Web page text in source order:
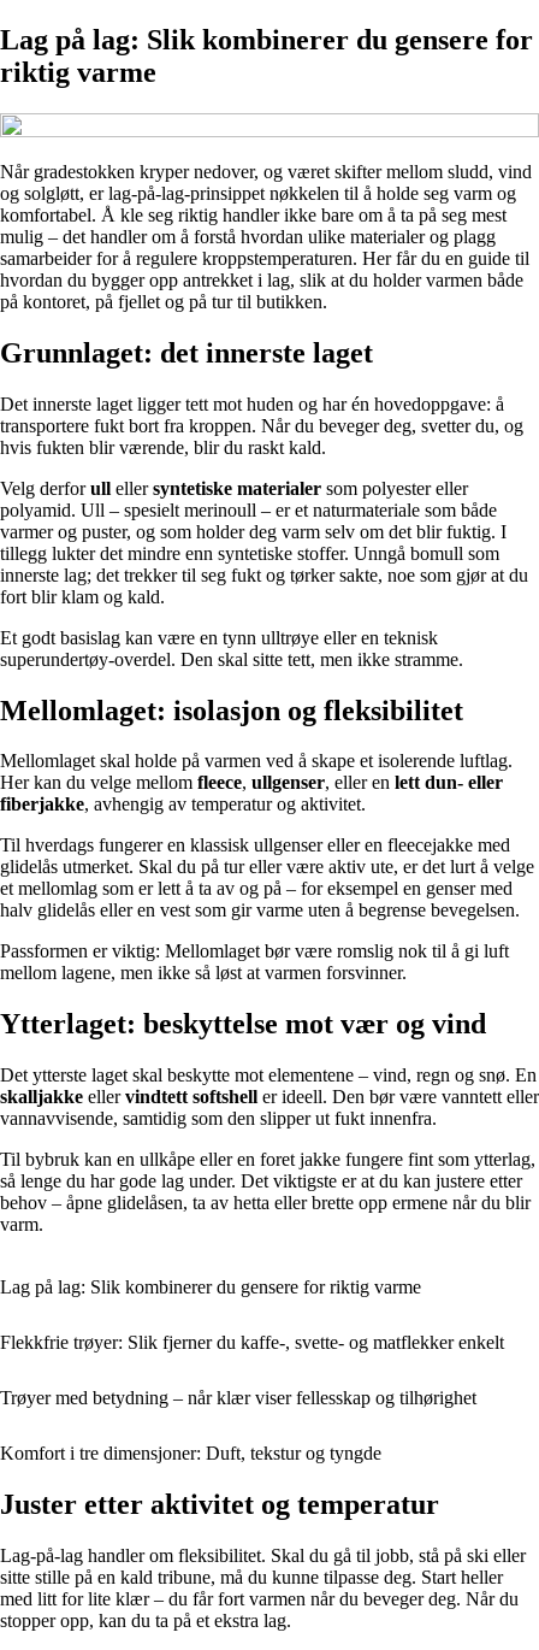
Lag på lag: Slik kombinerer du gensere for
riktig varme
Når gradestokken kryper nedover, og været skifter mellom sludd, vind
og solgløtt, er lag-på-lag-prinsippet nøkkelen til å holde seg varm og
komfortabel. Å kle seg riktig handler ikke bare om å ta på seg mest
mulig – det handler om å forstå hvordan ulike materialer og plagg
samarbeider for å regulere kroppstemperaturen. Her får du en guide til
hvordan du bygger opp antrekket i lag, slik at du holder varmen både
på kontoret, på fjellet og på tur til butikken.
Grunnlaget: det innerste laget
Det innerste laget ligger tett mot huden og har én hovedoppgave: å
transportere fukt bort fra kroppen. Når du beveger deg, svetter du, og
hvis fukten blir værende, blir du raskt kald.
Velg derforull ellersyntetiske materialer som polyester eller
polyamid. Ull – spesielt merinoull – er et naturmateriale som både
varmer og puster, og som holder deg varm selv om det blir fuktig. I
tillegg lukter det mindre enn syntetiske stoffer. Unngå bomull som
innerste lag; det trekker til seg fukt og tørker sakte, noe som gjør at du
fort blir klam og kald.
Et godt basislag kan være en tynn ulltrøye eller en teknisk
superundertøy-overdel. Den skal sitte tett, men ikke stramme.
Mellomlaget: isolasjon og fleksibilitet
Mellomlaget skal holde på varmen ved å skape et isolerende luftlag.
Her kan du velge mellom fleece, ullgenser, eller en lett dun- eller
fiberjakke, avhengig av temperatur og aktivitet.
Til hverdags fungerer en klassisk ullgenser eller en fleecejakke med
glidelås utmerket. Skal du på tur eller være aktiv ute, er det lurt å velge
et mellomlag som er lett å ta av og på – for eksempel en genser med
halv glidelås eller en vest som gir varme uten å begrense bevegelsen.
Passformen er viktig: Mellomlaget bør være romslig nok til å gi luft
mellom lagene, men ikke så løst at varmen forsvinner.
Ytterlaget: beskyttelse mot vær og vind
Det ytterste laget skal beskytte mot elementene – vind, regn og snø. En
skalljakke ellervindtett softshell er ideell. Den bør være vanntett eller
vannavvisende, samtidig som den slipper ut fukt innenfra.
Til bybruk kan en ullkåpe eller en foret jakke fungere fint som ytterlag,
så lenge du har gode lag under. Det viktigste er at du kan justere etter
behov – åpne glidelåsen, ta av hetta eller brette opp ermene når du blir
varm.
Lag på lag: Slik kombinerer du gensere for riktig varme
Flekkfrie trøyer: Slik fjerner du kaffe-, svette- og matflekker enkelt
Trøyer med betydning – når klær viser fellesskap og tilhørighet
Komfort i tre dimensjoner: Duft, tekstur og tyngde
Juster etter aktivitet og temperatur
Lag-på-lag handler om fleksibilitet. Skal du gå til jobb, stå på ski eller
sitte stille på en kald tribune, må du kunne tilpasse deg. Start heller
med litt for lite klær – du får fort varmen når du beveger deg. Når du
stopper opp, kan du ta på et ekstra lag.